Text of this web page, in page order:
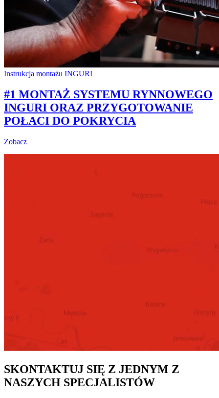
Instrukcja montażu INGURI
#1 MONTAŻ SYSTEMU RYNNOWEGO
INGURI ORAZ PRZYGOTOWANIE
POŁACI DO POKRYCIA
Zobacz
SKONTAKTUJ SIĘ Z JEDNYM Z
NASZYCH SPECJALISTÓW